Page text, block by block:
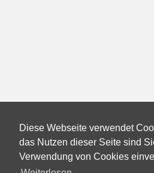
Diese Webseite verwendet
das Nutzen dieser Seite sind
Verwendung von Cookies